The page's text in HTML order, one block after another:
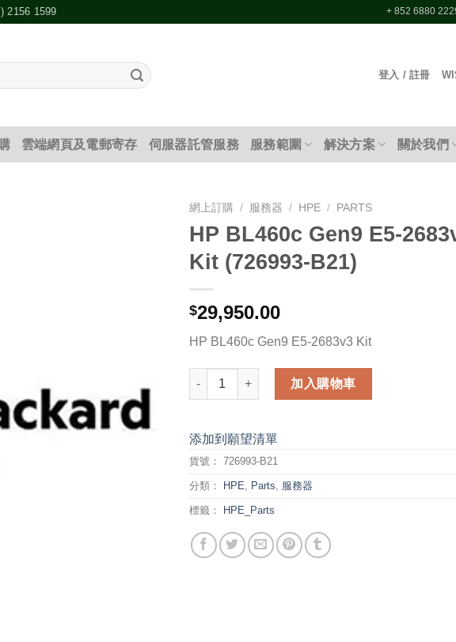
2156 1599 + 852 6880
登入 / 註冊
雲端網頁及電郵寄存 伺服器託管服務 服務範圍 解決方案 關於我們
網上訂購 / 服務器 / HPE / PARTS
HP BL460c Gen9 E5-
Kit (726993-B21)
$29,950.00
HP BL460c Gen9 E5-2683v3 Kit
HP BL460c Gen9 E5-2683v3 Kit (726993-B21) 數量
加入購物車
添加到願望清單
貨號： 726993-B21
分類： HPE Parts 服務器
標籤： HPE_Parts